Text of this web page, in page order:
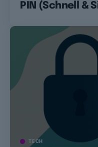
PIN (Schnell &
TECH